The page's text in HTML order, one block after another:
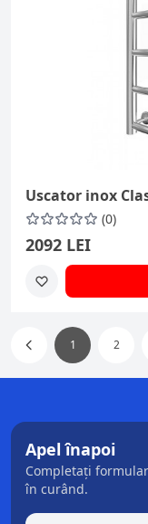
Uscator inox
(0)
2092 LEI
1 2
Apel înapoi
Completați
în curând.